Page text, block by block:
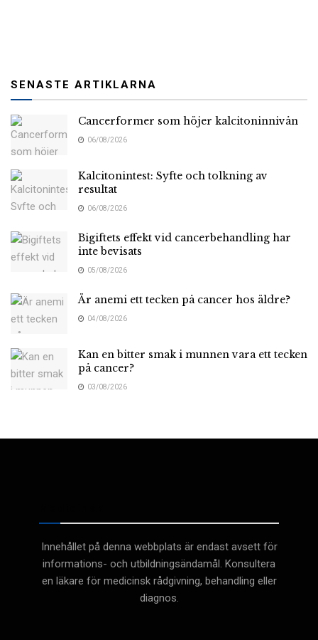
SENASTE ARTIKLARNA
Cancerformer som höjer kalcitoninnivån
06/08/2026
Kalcitonintest: Syfte och tolkning av
resultat
06/08/2026
Bigiftets effekt vid cancerbehandling har
inte bevisats
05/08/2026
Är anemi ett tecken på cancer hos äldre?
04/08/2026
Kan en bitter smak i munnen vara ett tecken
på cancer?
03/08/2026
Innehållet på denna webbplats är endast avsett för
informations- och utbildningsändamål. Konsultera
en läkare för medicinsk rådgivning, behandling eller
diagnos.